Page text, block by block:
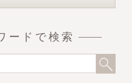
ードで検索